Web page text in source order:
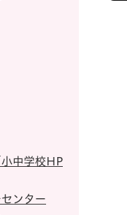
中学校HP
ンター